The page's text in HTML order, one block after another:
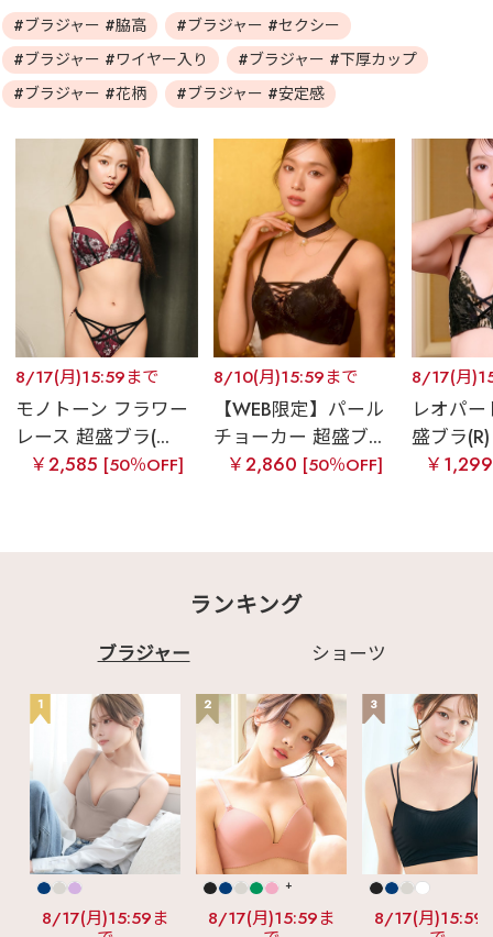
#ブラジャー #脇高
#ブラジャー #セクシー
#ブラジャー #ワイヤー入り
#ブラジャー #下厚カップ
#ブラジャー #花柄
#ブラジャー #安定感
8/17(月)15:59まで
モノトーン フラワー
レース 超盛ブラ(...
￥2,585 [50％OFF]
8/10(月)15:59まで
【WEB限定】パール
チョーカー 超盛ブ...
￥2,860 [50％OFF]
8/17(月
レオパ
盛ブラ
￥
ランキング
ブラジャー ショーツ
1
8/17(月)15:59ま
2
+
8/17(月)15:59ま
3
8/17(月)15:59